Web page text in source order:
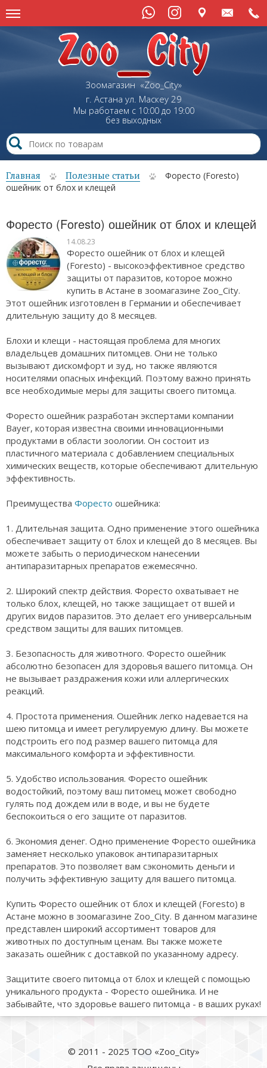
Зоомагазин «Zoo_City»
г. Астана ул. Маскеу29
Мы работаем с 10:00 до 19:00
без выходных
Главная Полезные статьи
Форесто (Foresto)
ошейник от блох и клещей
Форесто (Foresto) ошейник от блох и клещей
14.08.23
Форесто ошейник от блох и клещей
(Foresto) - высокоэффективное средство
защиты от паразитов, которое можно
купить в Астане в зоомагазине Zoo_City.
Этот ошейник изготовлен в Германии и обеспечивает
длительную защиту до 8 месяцев.
Блохи и клещи - настоящая проблема для многих
владельцев домашних питомцев. Они не только
вызывают дискомфорт и зуд, но также являются
носителями опасных инфекций. Поэтому важно принять
все необходимые меры для защиты своего питомца.
Форесто ошейник разработан экспертами компании
Bayer, которая известна своими инновационными
продуктами в области зоологии. Он состоит из
пластичного материала с добавлением специальных
химических веществ, которые обеспечивают длительную
эффективность.
Преимущества Форесто ошейника:
1. Длительная защита. Одно применение этого ошейника
обеспечивает защиту от блох и клещей до 8 месяцев. Вы
можете забыть о периодическом нанесении
антипаразитарных препаратов ежемесячно.
2. Широкий спектр действия. Форесто охватывает не
только блох, клещей, но также защищает от вшей и
других видов паразитов. Это делает его универсальным
средством защиты для ваших питомцев.
3. Безопасность для животного. Форесто ошейник
абсолютно безопасен для здоровья вашего питомца. Он
не вызывает раздражения кожи или аллергических
реакций.
4. Простота применения. Ошейник легко надевается на
шею питомца и имеет регулируемую длину. Вы можете
подстроить его под размер вашего питомца для
максимального комфорта и эффективности.
5. Удобство использования. Форесто ошейник
водостойкий, поэтому ваш питомец может свободно
гулять под дождем или в воде, и вы не будете
беспокоиться о его защите от паразитов.
6. Экономия денег. Одно применение Форесто ошейника
заменяет несколько упаковок антипаразитарных
препаратов. Это позволяет вам сэкономить деньги и
получить эффективную защиту для вашего питомца.
Купить Форесто ошейник от блох и клещей (Foresto) в
Астане можно в зоомагазине Zoo_City. В данном магазине
представлен широкий ассортимент товаров для
животных по доступным ценам. Вы также можете
заказать ошейник с доставкой по указанному адресу.
Защитите своего питомца от блох и клещей с помощью
уникального продукта - Форесто ошейника. И не
забывайте, что здоровье вашего питомца - в ваших руках!
© 2011 - 2025 ТОО «Zoo_City»